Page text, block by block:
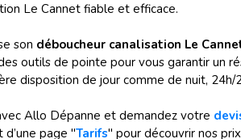
Le Cannet fiable et efficace.
son déboucheur canalisation Le
outils de pointe pour vous garantir un
disposition de jour comme de nuit, 24h/
Allo Dépanne et demandez votre
page "Tarifs" pour découvrir nos